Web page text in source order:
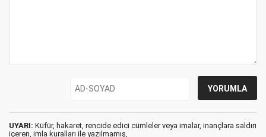
UYARI: Küfür, hakaret, rencide edici cümleler veya imalar, inançlara saldırı
içeren, imla kuralları ile yazılmamış,